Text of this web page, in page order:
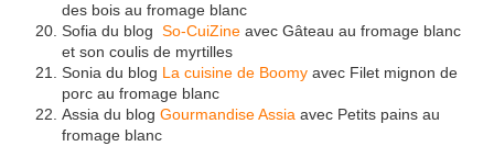
des bois au fromage blanc
Sofia du blog So-CuiZine avec Gâteau au fromage blanc
et son coulis de myrtilles
Sonia du blog La cuisine de Boomy avec Filet mignon de
porc au fromage blanc
Assia du blog Gourmandise Assia avec Petits pains au
fromage blanc